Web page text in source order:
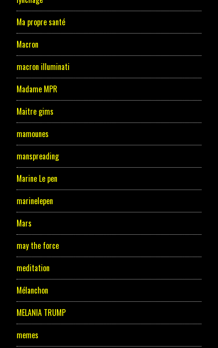
Ma propre santé
Macron
macron illuminati
Madame MPR
Maitre gims
mamounes
manspreading
Marine Le pen
marinelepen
Mars
may the force
meditation
Mélanchon
MELANIA TRUMP
memes